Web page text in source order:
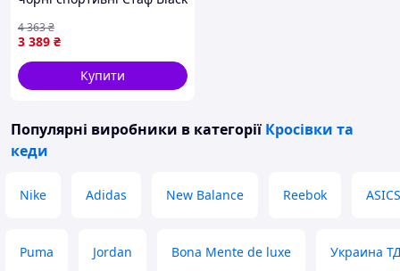
В наявності великий асортимент взуття.
Літо, весна, осінь, зима, починаючи від
шльопанців і закінчуючи зимовими
чоботами.
Пишіть, телефонуйте, відповім на всі
3 389 ₴
4 363₴
Купити
Популярні виробники в категорії Кросівки та
кеди
Nike Adidas New Balance Reebok ASICS
Puma Jordan Bona Mente de luxe Украина